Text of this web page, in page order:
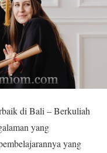
di Bali – Berkuliah
yang
yang